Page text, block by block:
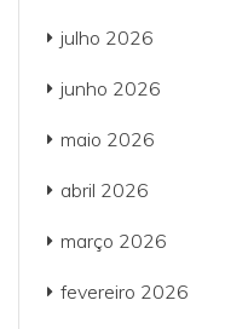
julho 2026
junho 2026
maio 2026
abril 2026
março 2026
fevereiro 2026